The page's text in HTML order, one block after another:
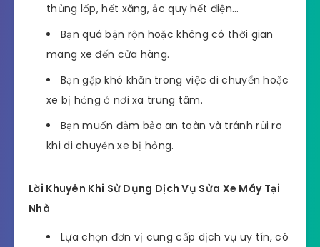
thủng lốp, hết xăng, ắc quy hết điện…
Bạn quá bận rộn hoặc không có thời gian
mang xe đến cửa hàng.
Bạn gặp khó khăn trong việc di chuyển hoặc
xe bị hỏng ở nơi xa trung tâm.
Bạn muốn đảm bảo an toàn và tránh rủi ro
khi di chuyển xe bị hỏng.
Lời Khuyên Khi Sử Dụng Dịch Vụ Sửa Xe Máy Tại
Nhà
Lựa chọn đơn vị cung cấp dịch vụ uy tín, có